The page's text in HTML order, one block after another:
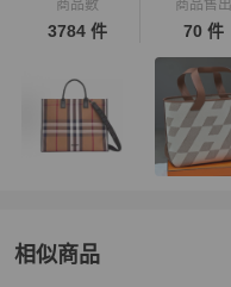
商品數
3784 件
商品售出
70 件
相似商品